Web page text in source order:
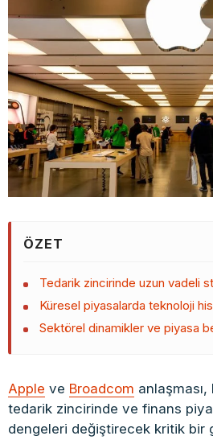
ÖZET
Tedarik zincirinde uzun vadeli
Küresel piyasalarda teknoloji
Sektörel dinamikler ve piyasa
Apple ve Broadcom
tedarik zincirinde ve finans
dengeleri değiştirecek kritik bir